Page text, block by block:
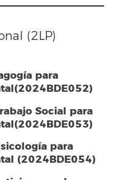
(2LP)
para
Social para
para
(2024BDE054)